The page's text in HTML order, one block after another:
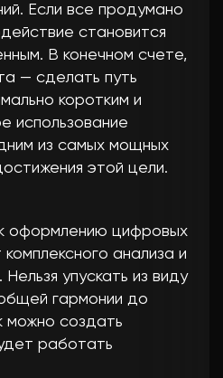
Если все продумано
становится
В конечном счете,
— сделать путь
коротким и
использование
из самых мощных
этой цели.
оформлению цифровых
анализа и
упускать из виду
гармонии до
можно создать
работать